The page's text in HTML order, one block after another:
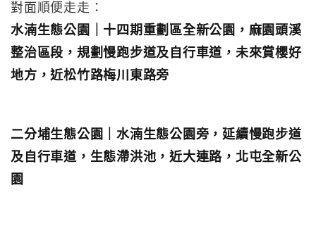
對面順便走走：
水湳生態公園｜十四期重劃區全新公園，麻園頭溪
整治區段，規劃慢跑步道及自行車道，未來賞櫻好
地方，近松竹路梅川東路旁
二分埔生態公園｜水湳生態公園旁，延續慢跑步道
及自行車道，生態滯洪池，近大連路，北屯全新公
園